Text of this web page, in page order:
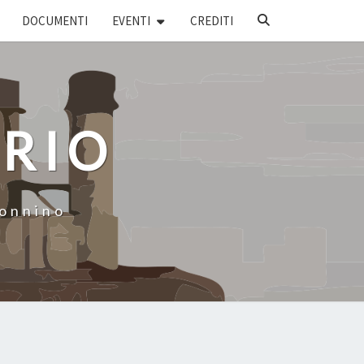
DOCUMENTI EVENTI CREDITI
SEARCH